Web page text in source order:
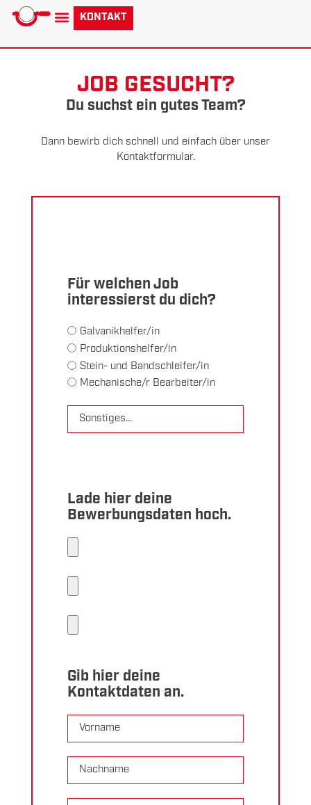
KONTAKT
JOB GESUCHT?
Du suchst ein gutes Team?
Dann bewirb dich schnell und einfach über unser
Kontaktformular.
Für welchen Job
interessierst du dich?
Galvanikhelfer/in
Produktionshelfer/in
Stein- und Bandschleifer/in
Mechanische/r Bearbeiter/in
Lade hier deine
Bewerbungsdaten hoch.
Gib hier deine
Kontaktdaten an.